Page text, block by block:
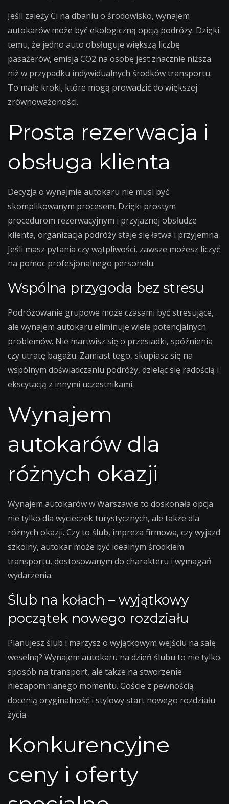
Jeśli zależy Ci na dbaniu o środowisko, wynajem
autokarów może być ekologiczną opcją podróży. Dzięki
temu, że jedno auto obsługuje większą liczbę
pasażerów, emisja CO2 na osobę jest znacznie niższa
niż w przypadku indywidualnych środków transportu.
To małe kroki, które mogą prowadzić do większej
zrównoważoności.
Prosta rezerwacja i
obsługa klienta
Decyzja o wynajmie autokaru nie musi być
skomplikowanym procesem. Dzięki prostym
procedurom rezerwacyjnym i przyjaznej obsłudze
klienta, organizacja podróży staje się łatwa i przyjemna.
Jeśli masz pytania czy wątpliwości, zawsze możesz liczyć
na pomoc profesjonalnego personelu.
Wspólna przygoda bez stresu
Podróżowanie grupowe może czasami być stresujące,
ale wynajem autokaru eliminuje wiele potencjalnych
problemów. Nie martwisz się o przesiadki, spóźnienia
czy utratę bagażu. Zamiast tego, skupiasz się na
wspólnym doświadczaniu podróży, dzieląc się radością i
ekscytacją z innymi uczestnikami.
Wynajem
autokarów dla
różnych okazji
Wynajem autokarów w Warszawie to doskonała opcja
nie tylko dla wycieczek turystycznych, ale także dla
różnych okazji. Czy to ślub, impreza firmowa, czy wyjazd
szkolny, autokar może być idealnym środkiem
transportu, dostosowanym do charakteru i wymagań
wydarzenia.
Ślub na kołach – wyjątkowy
początek nowego rozdziału
Planujesz ślub i marzysz o wyjątkowym wejściu na salę
weselną? Wynajem autokaru na dzień ślubu to nie tylko
sposób na transport, ale także na stworzenie
niezapomnianego momentu. Goście z pewnością
docenią oryginalność i stylowy start nowego rozdziału
życia.
Konkurencyjne
ceny i oferty